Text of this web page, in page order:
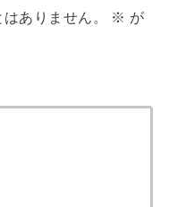
ありません。 ※ が